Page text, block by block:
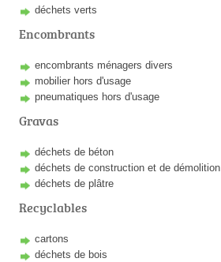
déchets verts
Encombrants
encombrants ménagers divers
mobilier hors d'usage
pneumatiques hors d'usage
Gravas
déchets de béton
déchets de construction et de démolition
déchets de plâtre
Recyclables
cartons
déchets de bois